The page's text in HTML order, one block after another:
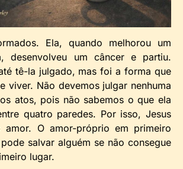
Ela, quando melhorou um
desenvolveu um câncer e partiu.
tê-la julgado, mas foi a forma que
viver. Não devemos julgar nenhuma
atos, pois não sabemos o que ela
quatro paredes. Por isso, Jesus
amor. O amor-próprio em primeiro
salvar alguém se não consegue
lugar.